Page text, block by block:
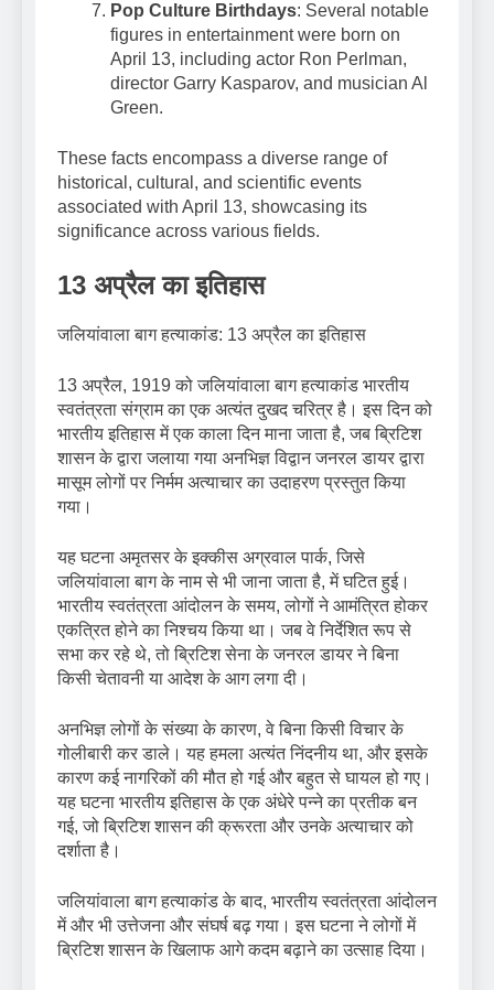
Pop Culture Birthdays: Several notable
figures in entertainment were born on
April 13, including actor Ron Perlman,
director Garry Kasparov, and musician Al
Green.
These facts encompass a diverse range of
historical, cultural, and scientific events
associated with April 13, showcasing its
significance across various fields.
13 अप्रैल का इतिहास
जलियांवाला बाग हत्याकांड: 13 अप्रैल का इतिहास
13 अप्रैल, 1919 को जलियांवाला बाग हत्याकांड भारतीय
स्वतंत्रता संग्राम का एक अत्यंत दुखद चरित्र है। इस दिन को
भारतीय इतिहास में एक काला दिन माना जाता है, जब ब्रिटिश
शासन के द्वारा जलाया गया अनभिज्ञ विद्वान जनरल डायर द्वारा
मासूम लोगों पर निर्मम अत्याचार का उदाहरण प्रस्तुत किया
गया।
यह घटना अमृतसर के इक्कीस अग्रवाल पार्क, जिसे
जलियांवाला बाग के नाम से भी जाना जाता है, में घटित हुई।
भारतीय स्वतंत्रता आंदोलन के समय, लोगों ने आमंत्रित होकर
एकत्रित होने का निश्चय किया था। जब वे निर्देशित रूप से
सभा कर रहे थे, तो ब्रिटिश सेना के जनरल डायर ने बिना
किसी चेतावनी या आदेश के आग लगा दी।
अनभिज्ञ लोगों के संख्या के कारण, वे बिना किसी विचार के
गोलीबारी कर डाले। यह हमला अत्यंत निंदनीय था, और इसके
कारण कई नागरिकों की मौत हो गई और बहुत से घायल हो गए।
यह घटना भारतीय इतिहास के एक अंधेरे पन्ने का प्रतीक बन
गई, जो ब्रिटिश शासन की क्रूरता और उनके अत्याचार को
दर्शाता है।
जलियांवाला बाग हत्याकांड के बाद, भारतीय स्वतंत्रता आंदोलन
में और भी उत्तेजना और संघर्ष बढ़ गया। इस घटना ने लोगों में
ब्रिटिश शासन के खिलाफ आगे कदम बढ़ाने का उत्साह दिया।